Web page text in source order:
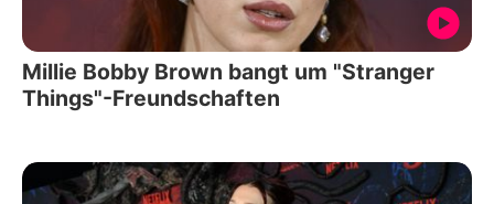
Millie Bobby Brown bangt um "Stranger
Things"-Freundschaften